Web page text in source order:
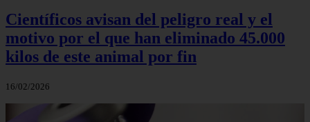
Científicos avisan del peligro real y el
motivo por el que han eliminado 45.000
kilos de este animal por fin
16/02/2026